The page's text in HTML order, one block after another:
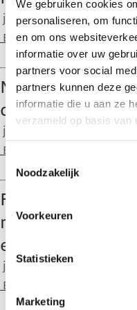
We gebruiken cookies
personaliseren, om
en om ons
informatie over uw
partners voor social
partners kunnen deze
informatie die u aan ze
verzameld op basis van
Toestemmingsselectie
Noodzakelijk
Voorkeuren
Statistieken
Marketing
januari 12, 2018
Bob
Naar een
diversiteit op
januari 12, 2018
Bob
Forse
en spoorwegen
januari 10, 2018
Bob